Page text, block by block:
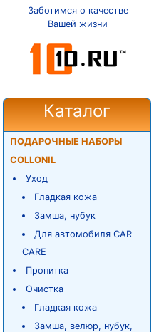
Заботимся о качестве
Вашей жизни
Каталог
ПОДАРОЧНЫЕ НАБОРЫ
COLLONIL
Уход
Гладкая кожа
Замша, нубук
Для автомобиля CAR
CARE
Пропитка
Очистка
Гладкая кожа
Замша, велюр, нубук,